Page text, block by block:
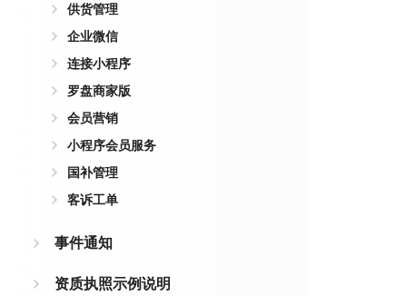
供货管理
企业微信
连接小程序
罗盘商家版
会员营销
小程序会员服务
国补管理
客诉工单
事件通知
资质执照示例说明